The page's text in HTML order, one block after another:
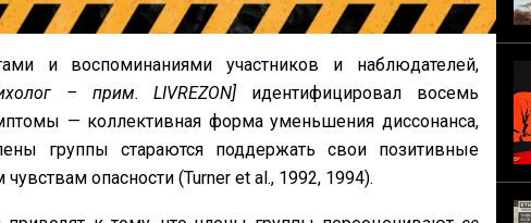
и воспоминаниями участников и наблюдателей,
– прим. LIVREZON] идентифицировал восемь
— коллективная форма уменьшения диссонанса,
группы стараются поддержать свои позитивные
опасности (Turner et al., 1992, 1994).